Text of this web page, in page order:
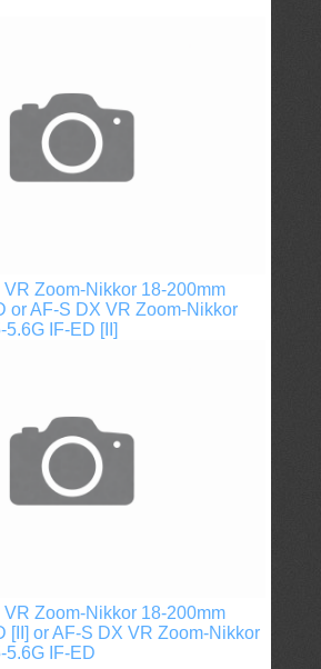
Zoom-Nikkor 18-200mm
or AF-S DX VR Zoom-Nikkor
IF-ED [II]
Zoom-Nikkor 18-200mm
[II] or AF-S DX VR Zoom-Nikkor
5.6G IF-ED